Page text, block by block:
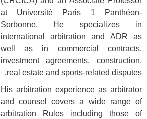
at Université Paris 1 Panthéon-
Sorbonne. He specializes in
international arbitration and ADR as
well as in commercial contracts,
investment agreements, construction,
real estate and sports-related disputes.
His arbitration experience as arbitrator
and counsel covers a wide range of
arbitration Rules including those of